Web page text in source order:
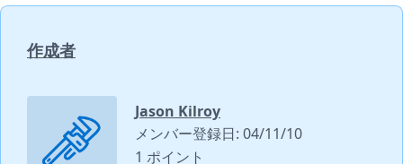
作成者
Jason Kilroy
メンバー登録日: 04/11/10
1 ポイント